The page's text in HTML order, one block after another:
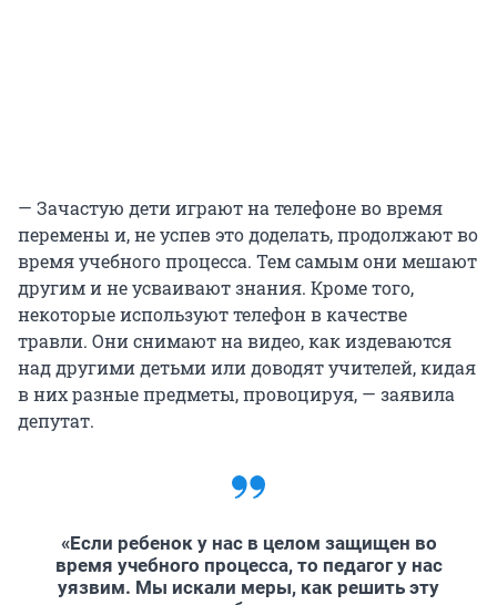
— Зачастую дети играют на телефоне во время
перемены и, не успев это доделать, продолжают во
время учебного процесса. Тем самым они мешают
другим и не усваивают знания. Кроме того,
некоторые используют телефон в качестве
травли. Они снимают на видео, как издеваются
над другими детьми или доводят учителей, кидая
в них разные предметы, провоцируя, — заявила
депутат.
«Если ребенок у нас в целом защищен во
время учебного процесса, то педагог у нас
уязвим. Мы искали меры, как решить эту